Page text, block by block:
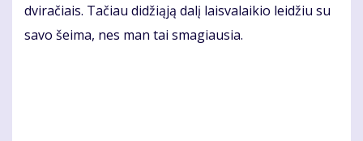
dviračiais. Tačiau didžiąją dalį laisvalaikio leidžiu su
savo šeima, nes man tai smagiausia.